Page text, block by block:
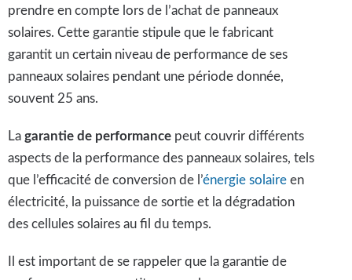
prendre en compte lors de l’achat de panneaux
solaires. Cette garantie stipule que le fabricant
garantit un certain niveau de performance de ses
panneaux solaires pendant une période donnée,
souvent 25 ans.
La garantie de performancepeut couvrir différents
aspects de la performance des panneaux solaires, tels
que l’efficacité de conversion de l’énergie solaireen
électricité, la puissance de sortie et la dégradation
des cellules solaires au fil du temps.
Il est important de se rappeler que la garantie de